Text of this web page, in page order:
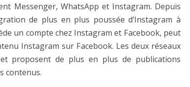
Messenger, WhatsApp et Instagram. Depuis
de plus en plus poussée d’Instagram à
un compte chez Instagram et Facebook, peut
Instagram sur Facebook. Les deux réseaux
proposent de plus en plus de publications
contenus.